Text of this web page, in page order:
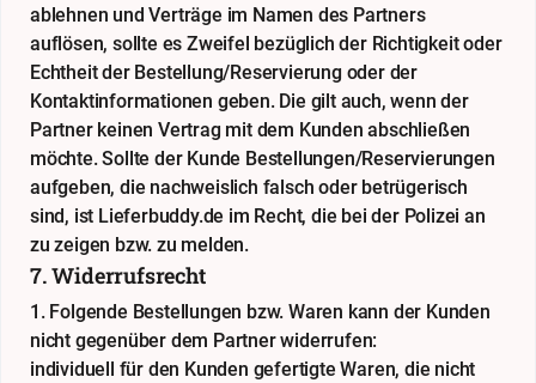
ablehnen und Verträge im Namen des Partners
auflösen, sollte es Zweifel bezüglich der Richtigkeit oder
Echtheit der Bestellung/Reservierung oder der
Kontaktinformationen geben. Die gilt auch, wenn der
Partner keinen Vertrag mit dem Kunden abschließen
möchte. Sollte der Kunde Bestellungen/Reservierungen
aufgeben, die nachweislich falsch oder betrügerisch
sind, ist Lieferbuddy.de im Recht, die bei der Polizei an
zu zeigen bzw. zu melden.
7. Widerrufsrecht
1. Folgende Bestellungen bzw. Waren kann der Kunden
nicht gegenüber dem Partner widerrufen:
individuell für den Kunden gefertigte Waren, die nicht